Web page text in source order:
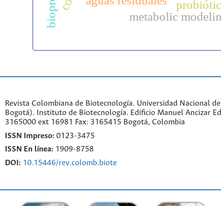
metabolic
Revista Colombiana de Biotecnología. Universidad Nacional
Bogotá). Instituto de Biotecnología. Edificio Manuel Ancizar
3165000 ext 16981 Fax: 3165415 Bogotá, Colombia
ISSN Impreso: 0123-3475
ISSN En línea: 1909-8758
DOI: 10.15446/rev.colomb.biote